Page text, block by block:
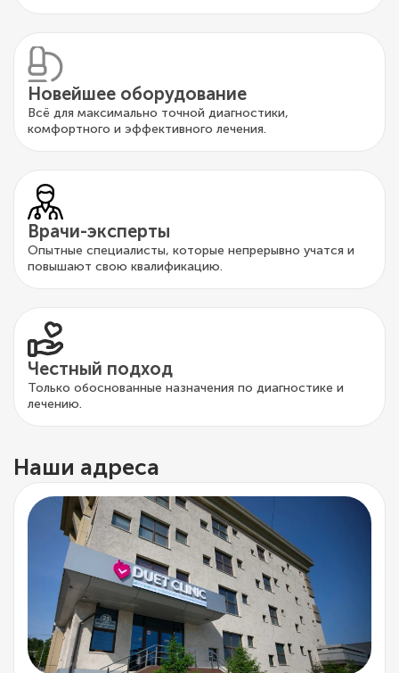
Новейшее оборудование
Всё для максимально точной диагностики,
комфортного и эффективного лечения.
Врачи-эксперты
Опытные специалисты, которые непрерывно учатся и
повышают свою квалификацию.
Честный подход
Только обоснованные назначения по диагностике и
лечению.
Наши адреса